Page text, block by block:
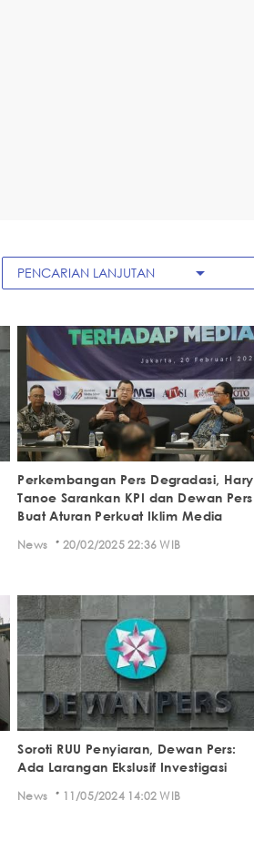
PENCARIAN LANJUTAN arrow_drop_down
Perkembangan Pers Degradasi, Hary
Tanoe Sarankan KPI dan Dewan Pers
Buat Aturan Perkuat Iklim Media
News · 20/02/2025 22:36 WIB
Soroti RUU Penyiaran, Dewan Pers:
Ada Larangan Ekslusif Investigasi
News · 11/05/2024 14:02 WIB